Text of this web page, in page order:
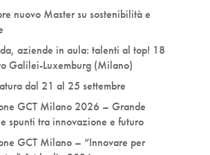
nuovo Master su sostenibilità e
aziende in aula: talenti al top! 18
Galilei-Luxemburg (Milano)
dal 21 al 25 settembre
GCT Milano 2026 – Grande
spunti tra innovazione e futuro
GCT Milano – “Innovare per